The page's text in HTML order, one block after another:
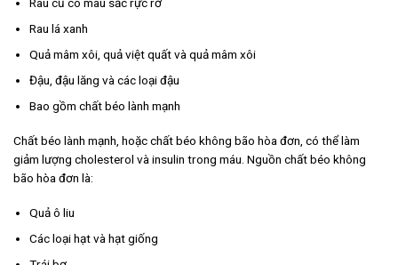
Rau lá xanh
Quả mâm xôi, quả việt quất và quả mâm xôi
Đậu, đậu lăng và các loại đậu
Bao gồm chất béo lành mạnh
Chất béo lành mạnh, hoặc chất béo không bão hòa đơn, có thể làm
giảm lượng cholesterol và insulin trong máu. Nguồn chất béo không
bão hòa đơn là:
Quả ô liu
Các loại hạt và hạt giống